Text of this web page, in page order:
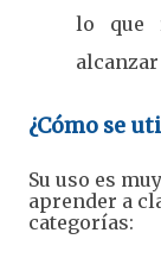
lo que
¿Cómo se
Su uso es
aprender a
categorías: